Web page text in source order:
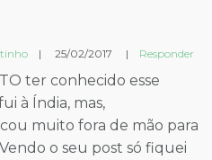
| 25/02/2017 | Responder
ter conhecido esse
à Índia, mas,
muito fora de mão para
o seu post só fiquei